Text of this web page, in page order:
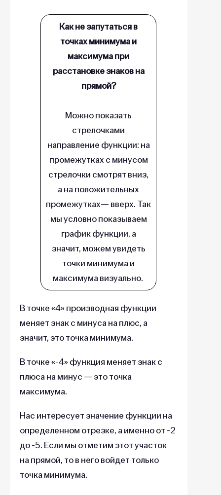
Как не запутаться в
точках минимума и
максимума при
расстановке знаков на
прямой?
Можно показать
стрелочками
направление функции: на
промежутках с минусом
стрелочки смотрят вниз,
а на положительных
промежутках— вверх. Так
мы условно показываем
график функции, а
значит, можем увидеть
точки минимума и
максимума визуально.
В точке «4» производная функции
меняет знак с минуса на плюс, а
значит, это точка минимума.
В точке «-4» функция меняет знак с
плюса на минус — это точка
максимума.
Нас интересует значение функции на
определенном отрезке, а именно от -2
до -5. Если мы отметим этот участок
на прямой, то в него войдет только
точка минимума.